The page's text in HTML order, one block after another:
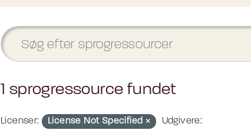
1 sprogressource fundet
Licenser: License Not Specified
Udgivere: